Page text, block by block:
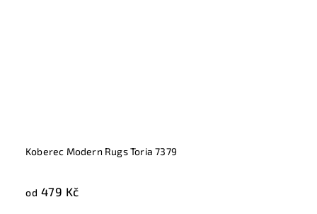
Koberec Modern Rugs Toria 7379
od 479 Kč